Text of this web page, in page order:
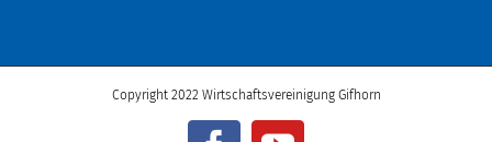
Copyright 2022 Wirtschaftsvereinigung Gifhorn